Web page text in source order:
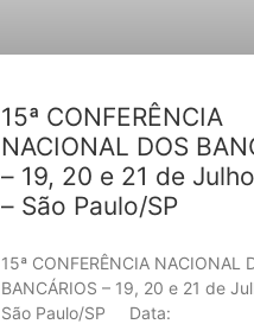
15ª CONFERÊNCIA
NACIONAL DOS
– 19, 20 e 21 de
– São Paulo/SP
15ª CONFERÊNCIA NACIONAL
BANCÁRIOS – 19, 20 e 21 de
São Paulo/SP Data: